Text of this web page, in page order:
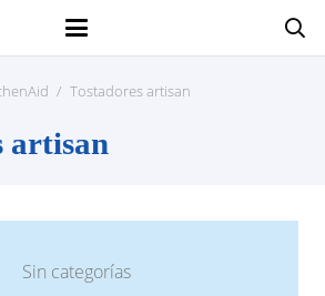
/ Tostadores artisan
artisan
Sin categorías